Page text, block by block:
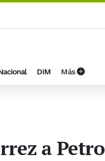
DIM Más
a Petro